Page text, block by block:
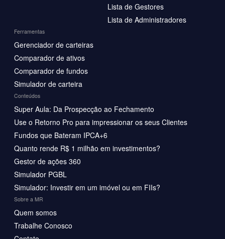
Lista de Gestores
Lista de Administradores
Ferramentas
Gerenciador de carteiras
Comparador de ativos
Comparador de fundos
Simulador de carteira
Conteúdos
Super Aula: Da Prospecção ao Fechamento
Use o Retorno Pro para impressionar os seus Clientes
Fundos que Bateram IPCA+6
Quanto rende R$ 1 milhão em investimentos?
Gestor de ações 360
Simulador PGBL
Simulador: Investir em um imóvel ou em FIIs?
Sobre a MR
Quem somos
Trabalhe Conosco